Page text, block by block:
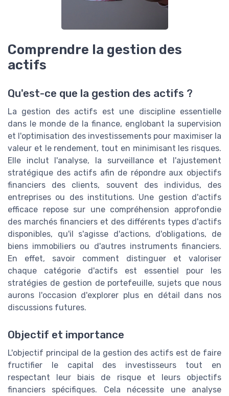
Comprendre la gestion des
actifs
Qu'est-ce que la gestion des actifs ?
La gestion des actifs est une discipline essentielle
dans le monde de la finance, englobant la supervision
et l'optimisation des investissements pour maximiser la
valeur et le rendement, tout en minimisant les risques.
Elle inclut l'analyse, la surveillance et l'ajustement
stratégique des actifs afin de répondre aux objectifs
financiers des clients, souvent des individus, des
entreprises ou des institutions. Une gestion d'actifs
efficace repose sur une compréhension approfondie
des marchés financiers et des différents types d'actifs
disponibles, qu'il s'agisse d'actions, d'obligations, de
biens immobiliers ou d'autres instruments financiers.
En effet, savoir comment distinguer et valoriser
chaque catégorie d'actifs est essentiel pour les
stratégies de gestion de portefeuille, sujets que nous
aurons l'occasion d'explorer plus en détail dans nos
discussions futures.
Objectif et importance
L'objectif principal de la gestion des actifs est de faire
fructifier le capital des investisseurs tout en
respectant leur biais de risque et leurs objectifs
financiers spécifiques. Cela nécessite une analyse